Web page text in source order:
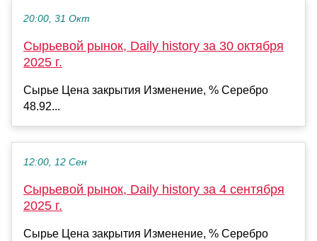
20:00, 31 Окт
Сырьевой рынок, Daily history за 30 октября
2025 г.
Сырье Цена закрытия Изменение, % Серебро
48.92...
12:00, 12 Сен
Сырьевой рынок, Daily history за 4 сентября
2025 г.
Сырье Цена закрытия Изменение, % Серебро